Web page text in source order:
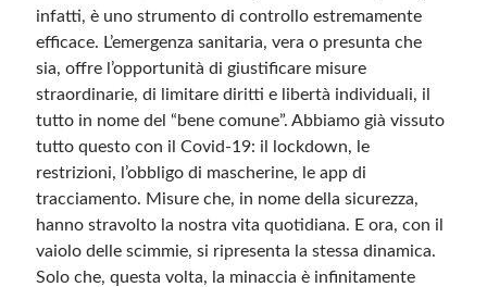
infatti, è uno strumento di controllo estremamente
efficace. L’emergenza sanitaria, vera o presunta che
sia, offre l’opportunità di giustificare misure
straordinarie, di limitare diritti e libertà individuali, il
tutto in nome del “bene comune”. Abbiamo già vissuto
tutto questo con il Covid-19: il lockdown, le
restrizioni, l’obbligo di mascherine, le app di
tracciamento. Misure che, in nome della sicurezza,
hanno stravolto la nostra vita quotidiana. E ora, con il
vaiolo delle scimmie, si ripresenta la stessa dinamica.
Solo che, questa volta, la minaccia è infinitamente